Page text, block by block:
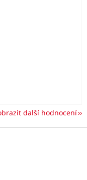
5 hvězdiček.
5 hvězdiček.
další hodnocení